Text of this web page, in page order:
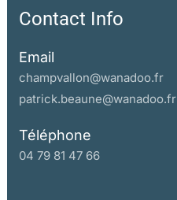
Contact Info
Email
champvallon@wanadoo.fr
patrick.beaune@wanadoo.fr
Téléphone
04 79 81 47 66